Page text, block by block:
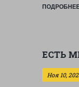
сложных
ЕСТЬ
Ноя 10,